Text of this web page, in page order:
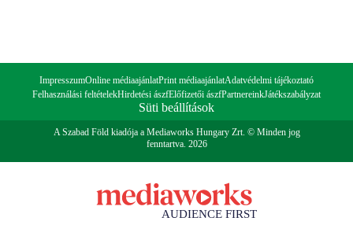
ImpresszumOnline médiaajánlatPrint médiaajánlatAdatvédelmi tájékoztató
Felhasználási feltételekHirdetési ászfElőfizetői ászfPartnereinkJátékszabályzat
Süti beállítások
A Szabad Föld kiadója a Mediaworks Hungary Zrt. © Minden jog
fenntartva. 2026